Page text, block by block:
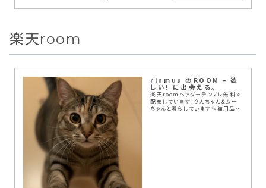
楽天room
rinmuu のROOM – 欲
しい! に出会える。
楽天roomヘッダーテンプレ無料で
配布しています！りんちゃん＆ムー
ちゃんと暮らしています🐾猫用品や